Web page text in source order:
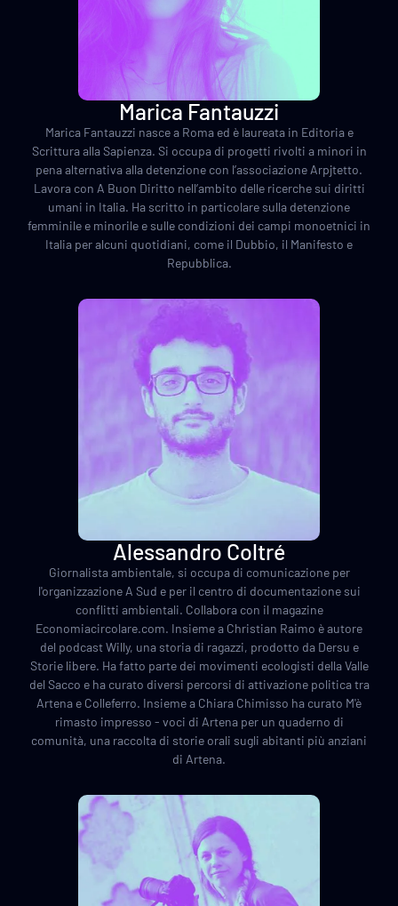
Marica Fantauzzi
Marica Fantauzzi nasce a Roma ed è laureata in Editoria e
Scrittura alla Sapienza. Si occupa di progetti rivolti a minori in
pena alternativa alla detenzione con l’associazione Arpjtetto.
Lavora con A Buon Diritto nell’ambito delle ricerche sui diritti
umani in Italia. Ha scritto in particolare sulla detenzione
femminile e minorile e sulle condizioni dei campi monoetnici in
Italia per alcuni quotidiani, come il Dubbio, il Manifesto e
Repubblica.
Alessandro Coltré
Giornalista ambientale, si occupa di comunicazione per
l'organizzazione A Sud e per il centro di documentazione sui
conflitti ambientali. Collabora con il magazine
Economiacircolare.com. Insieme a Christian Raimo è autore
del podcast Willy, una storia di ragazzi, prodotto da Dersu e
Storie libere. Ha fatto parte dei movimenti ecologisti della Valle
del Sacco e ha curato diversi percorsi di attivazione politica tra
Artena e Colleferro. Insieme a Chiara Chimisso ha curato M'è
rimasto impresso - voci di Artena per un quaderno di
comunità, una raccolta di storie orali sugli abitanti più anziani
di Artena.